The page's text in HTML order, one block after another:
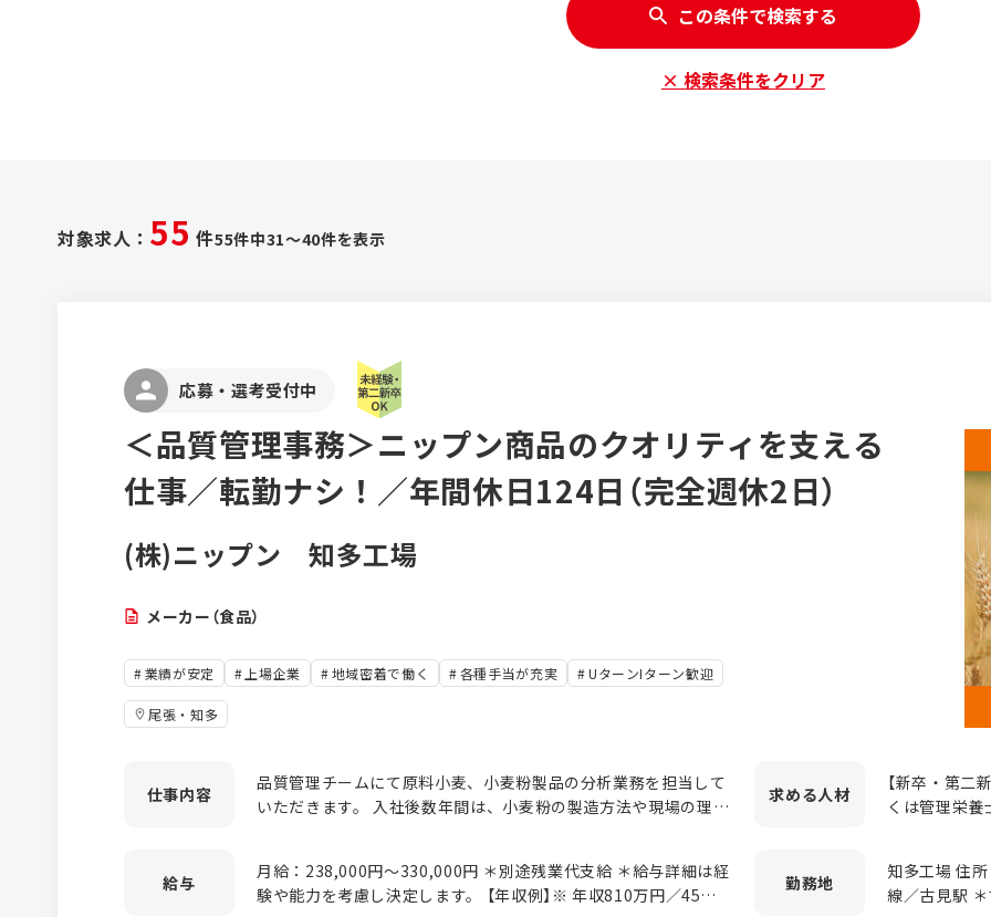
この条件で検索する
× 検索条件をクリア
対象求人： 55 件55件中31～40件を表示
応募・選考受付中
＜品質管理事務＞ニップン商品のクオリティを支える
仕事／転勤ナシ！／年間休日124日（完全週休2日）
(株)ニップン 知多工場
メーカー（食品）
業績が安定 上場企業 地域密着で働く 各種手当が充実 UターンIターン歓迎
尾張・知多
仕事内容
品質管理チームにて原料小麦、小麦粉製品の分析業務を担当して
いただきます。 入社後数年間は、小麦粉の製造方法や現場の理解
物性試験 ・出荷前検査、微生物・近赤外線分析 ・各種書類・レ
ポートの作成 ・小麦粉の二次加工試験（製パン試験） 【キャリア形
求める人材
【新卒・第二
くは管理栄
栄養士の資格をお持ちの方 まず
らはじめても
給与
月給：238,000円～330,000円 ＊別途残業代支給 ＊給与詳細は経
験や能力を考慮し決定します。 【年収例】※ 年収810万円／45歳
勤務地
知多工場 住
線／古見駅